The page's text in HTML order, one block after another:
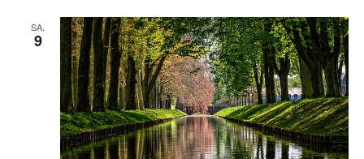
SA.
9